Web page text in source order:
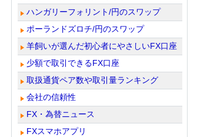
ハンガリーフォリント/円のスワップ
ポーランドズロチ/円のスワップ
羊飼いが選んだ初心者にやさしいFX口座
少額で取引できるFX口座
取扱通貨ペア数や取引量ランキング
会社の信頼性
FX・為替ニュース
FXスマホアプリ